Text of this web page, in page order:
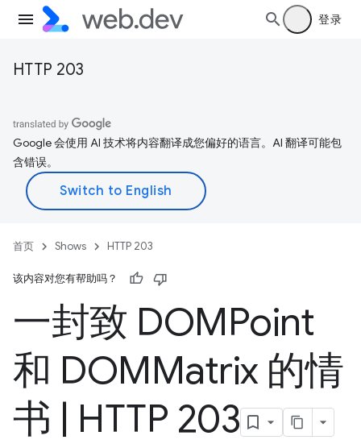
登录
HTTP 203
Google 会使用 AI 技术将内容翻译成您偏好的语言。AI 翻译可能包
含错误。
首页 Shows HTTP 203
该内容对您有帮助吗？
一封致 DOMPoint
和 DOMMatrix 的情
书
HTTP 203